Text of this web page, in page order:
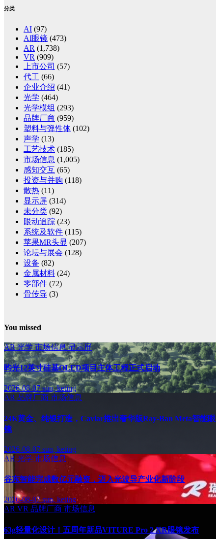
分类
AI (97)
AI眼镜 (473)
AR (1,738)
VR (909)
上市公司 (57)
代工 (66)
企业介绍 (41)
光学 (464)
光学模组 (293)
品牌厂商 (959)
塑料与弹性体 (102)
声学 (13)
工艺技术 (185)
市场信息 (1,005)
感知交互 (65)
投资与并购 (118)
散热 (11)
显示屏 (314)
未分类 (92)
眼动追踪 (23)
系统及软件 (115)
苹果MR头显 (207)
论坛与展会 (128)
设备 (82)
金属材料 (24)
零部件 (72)
骨传导 (3)
You missed
AR光学市场信息显示屏
昀光12英寸硅基OLED项目主体工程正式启动
2026-08-07sun, keting
AR 品牌厂商 市场信息
24K黄金、纯银打造，Caviar推出奢华版Ray-Ban Meta智能眼
镜
2026-08-07 sun, keting
AR 光学 市场信息
谷东智能完成数亿元融资，迈入光波导产业化新阶段
2026-08-07sun, keting
AR VR 品牌厂商 市场信息
63g轻量化设计！五周年新品VITURE Pro 2 XR眼镜发布